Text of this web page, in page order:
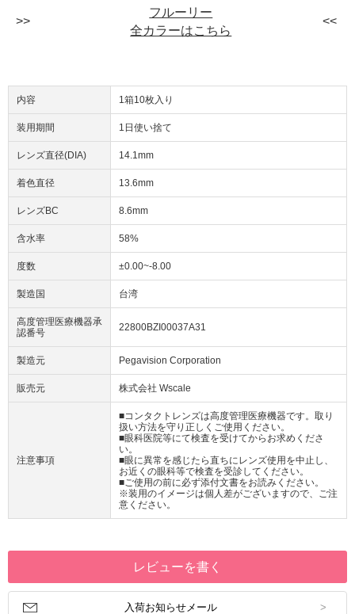
フルーリー
全カラーはこちら
内容 1箱10枚入り
装用期間 1日使い捨て
レンズ直径(DIA) 14.1mm
着色直径 13.6mm
レンズBC 8.6mm
含水率 58%
度数 ±0.00~-8.00
製造国 台湾
高度管理医療機器承
認番号
22800BZI00037A31
製造元 Pegavision Corporation
販売元 株式会社 Wscale
注意事項
■コンタクトレンズは高度管理医療機器です。取り
扱い方法を守り正しくご使用ください。
■眼科医院等にて検査を受けてからお求めくださ
い。
■眼に異常を感じたら直ちにレンズ使用を中止し、
お近くの眼科等で検査を受診してください。
■ご使用の前に必ず添付文書をお読みください。
※装用のイメージは個人差がございますので、ご注
意ください。
レビューを書く
入荷お知らせメール